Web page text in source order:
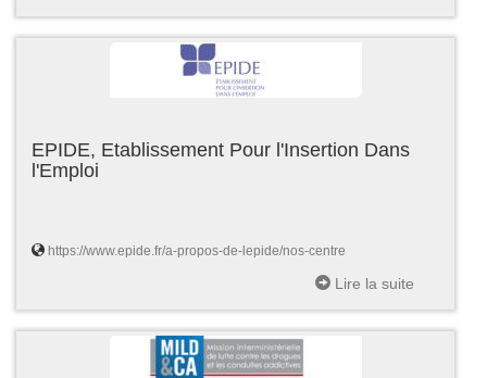
EPIDE, Etablissement Pour l'Insertion Dans
l'Emploi
https://www.epide.fr/a-propos-de-lepide/nos-centre
Lire la suite